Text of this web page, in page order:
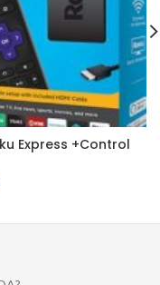
Express +Control